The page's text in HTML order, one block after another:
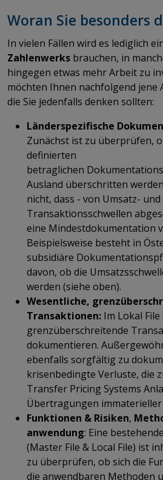
Woran Sie besonders
In vielen Fällen wird es lediglich
Zahlenwerks brauchen, in
hingegen etwas mehr Arbeit zu
möchten Ihnen nachfolgend jene
die Sie jedenfalls denken sollten:
Länderspezifische
Zunächst ist zu überprüfen,
definierten
betraglichen
Ausland überschritten
nicht, dass - von Umsatz- und
Transaktionsschwellen
eine Mindestdokumentation
Beispielsweise besteht in
subsidiäre
davon, ob die
werden (siehe oben).
Wesentliche,
Transaktionen: Im Lokal
grenzüberschreitende
dokumentieren.
ebenfalls sorgfältig zu
krisenbedingte Verluste, die
Transfer Pricing Systems
Übertragungen
Funktionen & Risiken,
anwendung: Eine
(Master File & Local File) ist
zu überprüfen, ob sich die
die anwendbaren Methoden